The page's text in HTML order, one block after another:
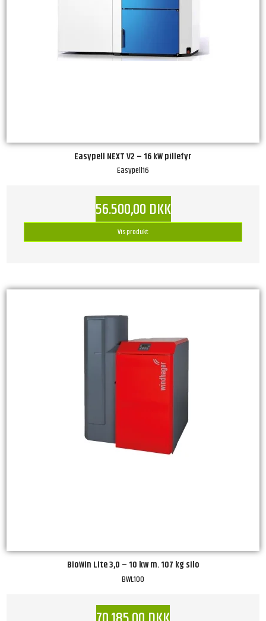
Easypell NEXT V2 – 16 kW pillefyr
Easypell16
56.500,00 DKK
Vis produkt
BioWin Lite 3,0 – 10 kw m. 107 kg silo
BWL100